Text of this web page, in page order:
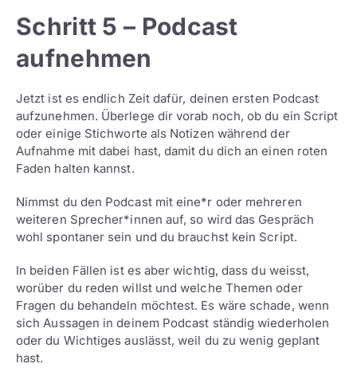
Schritt 5 – Podcast
aufnehmen
Jetzt ist es endlich Zeit dafür, deinen ersten Podcast
aufzunehmen. Überlege dir vorab noch, ob du ein Script
oder einige Stichworte als Notizen während der
Aufnahme mit dabei hast, damit du dich an einen roten
Faden halten kannst.
Nimmst du den Podcast mit eine*r oder mehreren
weiteren Sprecher*innen auf, so wird das Gespräch
wohl spontaner sein und du brauchst kein Script.
In beiden Fällen ist es aber wichtig, dass du weisst,
worüber du reden willst und welche Themen oder
Fragen du behandeln möchtest. Es wäre schade, wenn
sich Aussagen in deinem Podcast ständig wiederholen
oder du Wichtiges auslässt, weil du zu wenig geplant
hast.